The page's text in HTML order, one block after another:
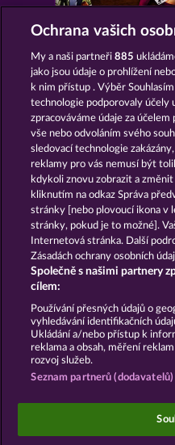
GOLDEN EI OF
MOORHUHN
Zobrazit
Podmínky
Kontakt
Podat
Sociální kasinové
zábavním účelům a
Ochrana vašich
My a naši partneři885
jako jsou údaje o prohlížení
k nim přístup . Výběr
technologie podporovaly účely
zpracováváme údaje za
vše nebo odvoláním svého
sledovací technologie
reklamy pro vás nemusí být
kdykoli znovu zobrazit a
kliknutím na odkaz Správa
stránky [nebo plovoucí ikona v
stránky, pokud je to možné].
Internetová stránka. Další
Zásadách ochrany osobních
Společně s našimi partnery
cílem:
Používání přesných údajů o
vyhledávání identifikačních
Ukládání a/nebo přístup k
reklama a obsah, měření
rozvoj služeb.
Seznam partnerů (dodavatelů)